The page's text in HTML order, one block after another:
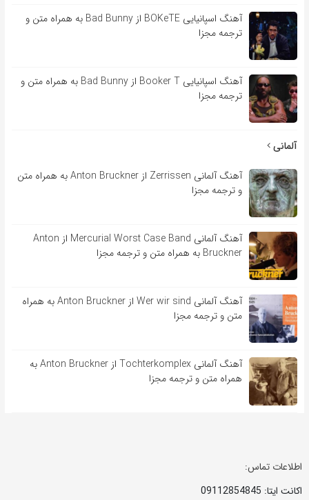
آهنگ اسپانیایی BOKeTE از Bad Bunny به همراه متن و
ترجمه مجزا
آهنگ اسپانیایی Booker T از Bad Bunny به همراه متن و
ترجمه مجزا
آلمانی
آهنگ آلمانی Zerrissen از Anton Bruckner به همراه متن
و ترجمه مجزا
آهنگ آلمانی Mercurial Worst Case Band از Anton
Bruckner به همراه متن و ترجمه مجزا
آهنگ آلمانی Wer wir sind از Anton Bruckner به همراه
متن و ترجمه مجزا
آهنگ آلمانی Tochterkomplex از Anton Bruckner به
همراه متن و ترجمه مجزا
اطلاعات تماس:
اکانت ایتا: 09112854845